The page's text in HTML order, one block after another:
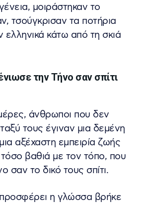
μοιράστηκαν το
τσούγκρισαν τα ποτήρια
ελληνικά κάτω από τη σκιά
την Τήνο σαν σπίτι
άνθρωποι που δεν
τους έγιναν μια δεμένη
αξέχαστη εμπειρία ζωής
βαθιά με τον τόπο, που
σαν το δικό τους σπίτι.
η γλώσσα βρήκε